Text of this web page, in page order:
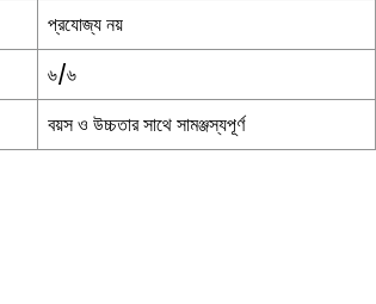
প্রযোজ্য নয়
৬/৬
বয়স ও উচ্চতার সাথে সামঞ্জস্যপূর্ণ